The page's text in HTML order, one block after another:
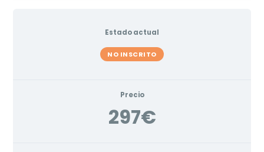
Estado actual
NO INSCRITO
Precio
297€